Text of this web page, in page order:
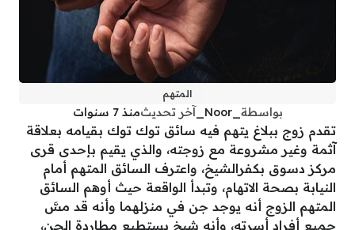
المتهم
بواسطة _Noor_ آخر تحديثمنذ 7 سنوات
تقدم زوج ببلاغ يتهم فيه سائق توك توك بقيامه بعلاقة
آثمة وغير مشروعة مع زوجته، والذي يقيم بإحدى قرى
مركز دسوق بكفرالشيخ، واعترف السائق المتهم أمام
النيابة بصحة الاتهام، وتبدأ الواقعة حيث أوهم السائق
المتهم الزوج أنه يوجد جن في منزلهما وأنه قد مسَّ
جميع أفراد أسرته، وأنه شيخ يستطيع مطاردة الجن،